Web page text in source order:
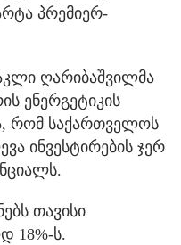
პრემიერ-
ღარიბაშვილმა
ენერგეტიკის
რომ საქართველოს
ინვესტირების ჯერ
თავისი
18%-ს.